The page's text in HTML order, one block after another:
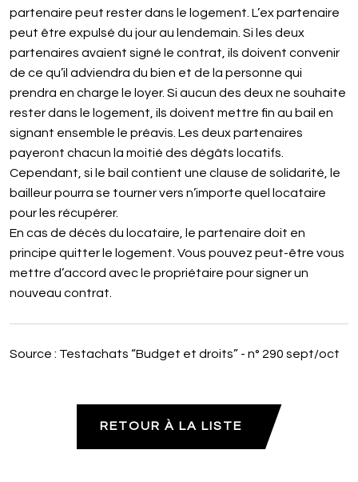
partenaire peut rester dans le logement. L’ex partenaire
peut être expulsé du jour au lendemain. Si les deux
partenaires avaient signé le contrat, ils doivent convenir
de ce qu’il adviendra du bien et de la personne qui
prendra en charge le loyer. Si aucun des deux ne souhaite
rester dans le logement, ils doivent mettre fin au bail en
signant ensemble le préavis. Les deux partenaires
payeront chacun la moitié des dégâts locatifs.
Cependant, si le bail contient une clause de solidarité, le
bailleur pourra se tourner vers n’importe quel locataire
pour les récupérer.
En cas de décès du locataire, le partenaire doit en
principe quitter le logement. Vous pouvez peut-être vous
mettre d’accord avec le propriétaire pour signer un
nouveau contrat.
Source : Testachats “Budget et droits” - n° 290 sept/oct
RETOUR À LA LISTE